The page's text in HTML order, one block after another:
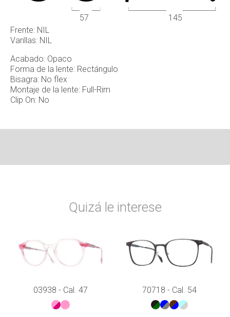
Frente: NIL
Varillas: NIL
Acabado: Opaco
Forma de la lente: Rectángulo
Bisagra: No flex
Montaje de la lente: Full-Rim
Clip On: No
57 145
Quizá le interese
03938 - Cal. 47 70718 - Cal. 54